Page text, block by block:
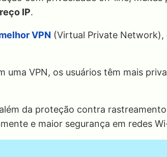
IP.
VPN (Virtual Private Network),
uma VPN, os usuários têm mais
da proteção contra
e maior segurança em redes